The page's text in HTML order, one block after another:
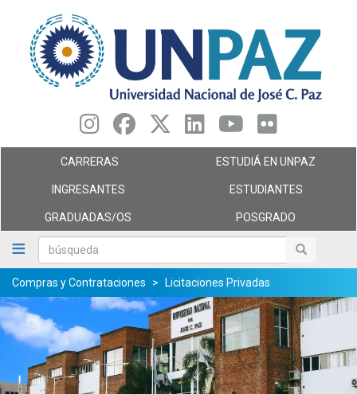
contenido
principal
búsqueda búsqueda
CARRERAS ESTUDIÁ EN UNPAZ
INGRESANTES ESTUDIANTES
GRADUADAS/OS POSGRADO
Compras y Contrataciones Licitaciones Privadas